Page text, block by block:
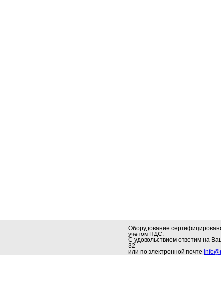
Оборудование
учетом НДС.
С удовольствием ответим на
32
или по электронной почте